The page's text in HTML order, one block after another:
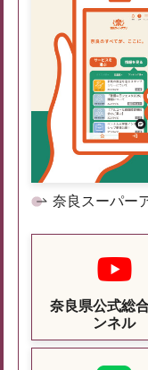
奈良スーパー
奈良県公式総
ンネル